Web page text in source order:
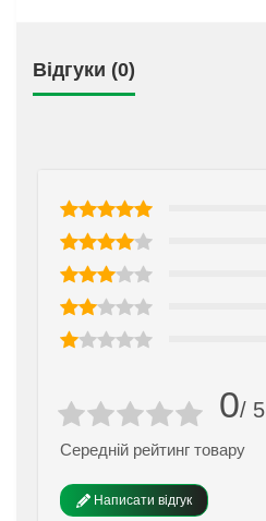
Відгуки (0)
0/ 5
Середній рейтинг товару
Написати відгук